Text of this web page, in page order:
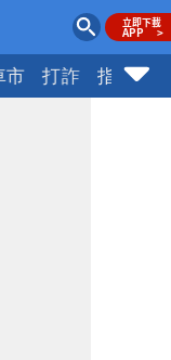
市 打詐 指標企
象署解除海上